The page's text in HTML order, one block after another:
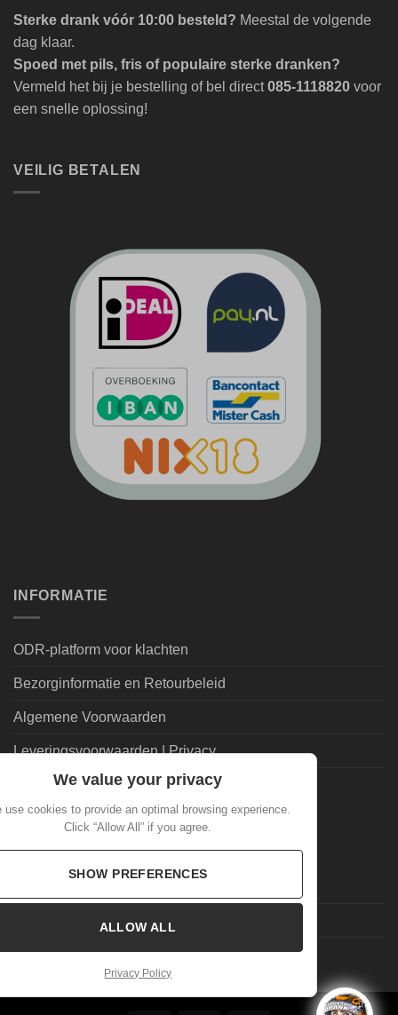
Sterke drank vóór 10:00 besteld? Meestal de volgende
dag klaar.
Spoed met pils, fris of populaire sterke dranken?
Vermeld het bij je bestelling of bel direct085-1118820 voor
een snelle oplossing!
VEILIG BETALEN
INFORMATIE
ODR-platform voor klachten
Bezorginformatie en Retourbeleid
Algemene Voorwaarden
Leveringsvoorwaarden | Privacy
Goedkoopdrank.nl Informatie
ALGEMEEN
Laatste nieuws
We value your privacy
use cookies to provide an optimal browsing experience.
Click “Allow All” if you agree.
SHOW PREFERENCES
ALLOW ALL
Privacy Policy